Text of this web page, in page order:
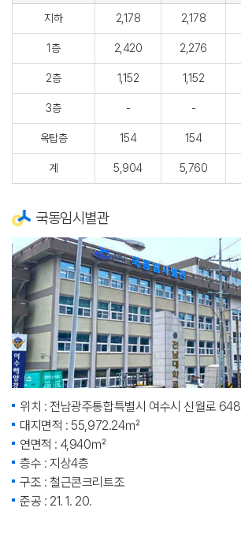
지하 2,178 2,178
1층 2,420 2,276
2층 1,152 1,152
3층 - -
옥탑층 154 154
계 5,904 5,760
국동임시별관
위치 : 전남광주통합특별시 여수시 신월로 648
대지면적 : 55,972.24㎡
연면적 : 4,940㎡
층수 : 지상4층
구조 : 철근콘크리트조
준공 : 21. 1. 20.